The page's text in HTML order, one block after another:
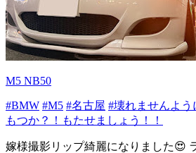
M5 NB50
#BMW #M5 #名古屋 #壊れませんよう
もつか？！もたせましょう！！
嫁様撮影リップ綺麗になりました😍